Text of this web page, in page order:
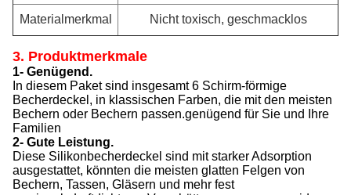
Materialmerkmal Nicht toxisch, geschmacklos
3. Produktmerkmale
1- Genügend.
In diesem Paket sind insgesamt 6 Schirm-förmige
Becherdeckel, in klassischen Farben, die mit den meisten
Bechern oder Bechern passen.genügend für Sie und Ihre
Familien
2- Gute Leistung.
Diese Silikonbecherdeckel sind mit starker Adsorption
ausgestattet, könnten die meisten glatten Felgen von
Bechern, Tassen, Gläsern und mehr fest